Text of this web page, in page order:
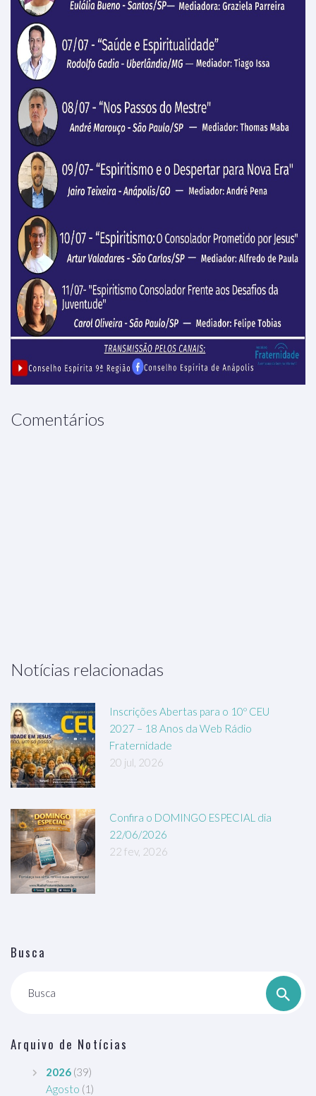
Comentários
Notícias relacionadas
Inscrições Abertas para o 10º CEU
2027 – 18 Anos da Web Rádio
Fraternidade
20 jul, 2026
Confira o DOMINGO ESPECIAL dia
22/06/2026
22 fev, 2026
Busca
Busca
Arquivo de Notícias
2026 (39)
Agosto (1)